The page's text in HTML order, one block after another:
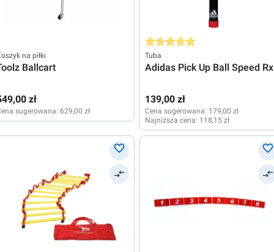
na piłki
Ballcart
zł
sugerowana: 629,00 zł
Średnia ocena 5 z 5 gwiazdek
Tuba
Adidas Pick Up Ball Speed Rx
139,00 zł
Cena sugerowana: 179,00 zł
Najniższa cena: 118,15 zł